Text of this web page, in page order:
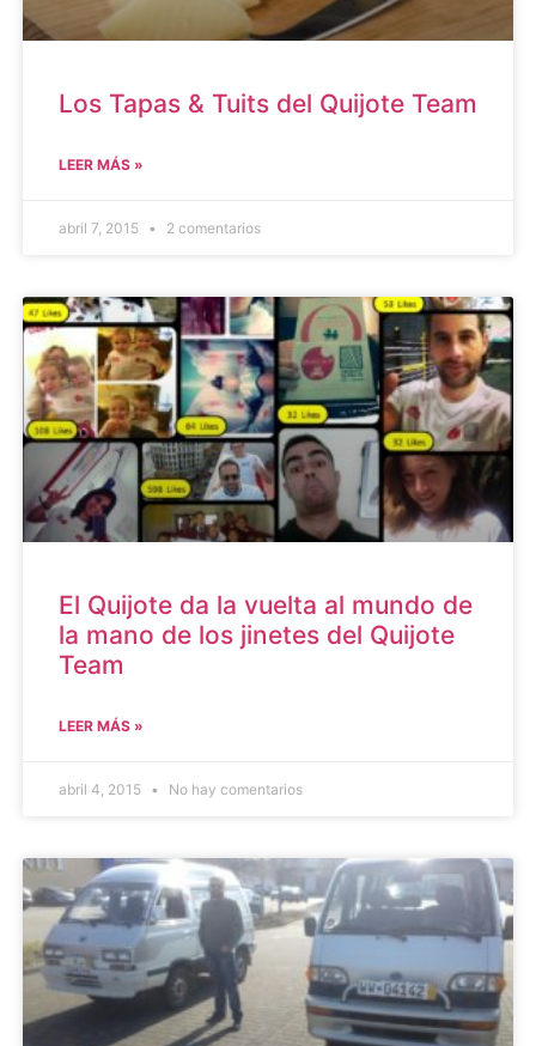
Los Tapas & Tuits del Quijote Team
LEER MÁS »
abril 7, 2015 2 comentarios
El Quijote da la vuelta al mundo de
la mano de los jinetes del Quijote
Team
LEER MÁS »
abril 4, 2015 No hay comentarios